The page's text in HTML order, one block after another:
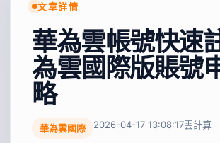
文章詳情
華為雲帳號快速
為雲國際版賬號
略
華為雲國際 2026-04-17 13:08:17雲計算